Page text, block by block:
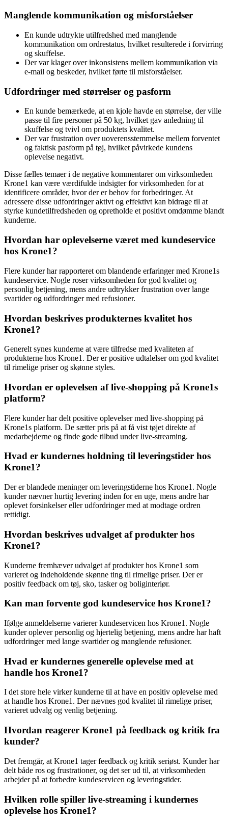
Manglende kommunikation og misforståelser
En kunde udtrykte utilfredshed med manglende
kommunikation om ordrestatus, hvilket resulterede i forvirring
og skuffelse.
Der var klager over inkonsistens mellem kommunikation via
e-mail og beskeder, hvilket førte til misforståelser.
Udfordringer med størrelser og pasform
En kunde bemærkede, at en kjole havde en størrelse, der ville
passe til fire personer på 50 kg, hvilket gav anledning til
skuffelse og tvivl om produktets kvalitet.
Der var frustration over uoverensstemmelse mellem forventet
og faktisk pasform på tøj, hvilket påvirkede kundens
oplevelse negativt.
Disse fælles temaer i de negative kommentarer om virksomheden
Krone1 kan være værdifulde indsigter for virksomheden for at
identificere områder, hvor der er behov for forbedringer. At
adressere disse udfordringer aktivt og effektivt kan bidrage til at
styrke kundetilfredsheden og opretholde et positivt omdømme blandt
kunderne.
Hvordan har oplevelserne været med kundeservice
hos Krone1?
Flere kunder har rapporteret om blandende erfaringer med Krone1s
kundeservice. Nogle roser virksomheden for god kvalitet og
personlig betjening, mens andre udtrykker frustration over lange
svartider og udfordringer med refusioner.
Hvordan beskrives produkternes kvalitet hos
Krone1?
Generelt synes kunderne at være tilfredse med kvaliteten af
produkterne hos Krone1. Der er positive udtalelser om god kvalitet
til rimelige priser og skønne styles.
Hvordan er oplevelsen af live-shopping på Krone1s
platform?
Flere kunder har delt positive oplevelser med live-shopping på
Krone1s platform. De sætter pris på at få vist tøjet direkte af
medarbejderne og finde gode tilbud under live-streaming.
Hvad er kundernes holdning til leveringstider hos
Krone1?
Der er blandede meninger om leveringstiderne hos Krone1. Nogle
kunder nævner hurtig levering inden for en uge, mens andre har
oplevet forsinkelser eller udfordringer med at modtage ordren
rettidigt.
Hvordan beskrives udvalget af produkter hos
Krone1?
Kunderne fremhæver udvalget af produkter hos Krone1 som
varieret og indeholdende skønne ting til rimelige priser. Der er
positiv feedback om tøj, sko, tasker og boliginteriør.
Kan man forvente god kundeservice hos Krone1?
Ifølge anmeldelserne varierer kundeservicen hos Krone1. Nogle
kunder oplever personlig og hjertelig betjening, mens andre har haft
udfordringer med lange svartider og manglende refusioner.
Hvad er kundernes generelle oplevelse med at
handle hos Krone1?
I det store hele virker kunderne til at have en positiv oplevelse med
at handle hos Krone1. Der nævnes god kvalitet til rimelige priser,
varieret udvalg og venlig betjening.
Hvordan reagerer Krone1 på feedback og kritik fra
kunder?
Det fremgår, at Krone1 tager feedback og kritik seriøst. Kunder har
delt både ros og frustrationer, og det ser ud til, at virksomheden
arbejder på at forbedre kundeservicen og leveringstider.
Hvilken rolle spiller live-streaming i kundernes
oplevelse hos Krone1?